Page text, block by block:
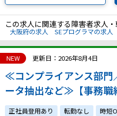
この求人に関連する障害者求人
大阪府の求人 SEプログラマの求人
NEW 更新日：2026年8月4日
≪コンプライアンス部門
ータ抽出など≫【事務職
銀行での事務職の募集で
正社員登用あり 転勤なし 時短